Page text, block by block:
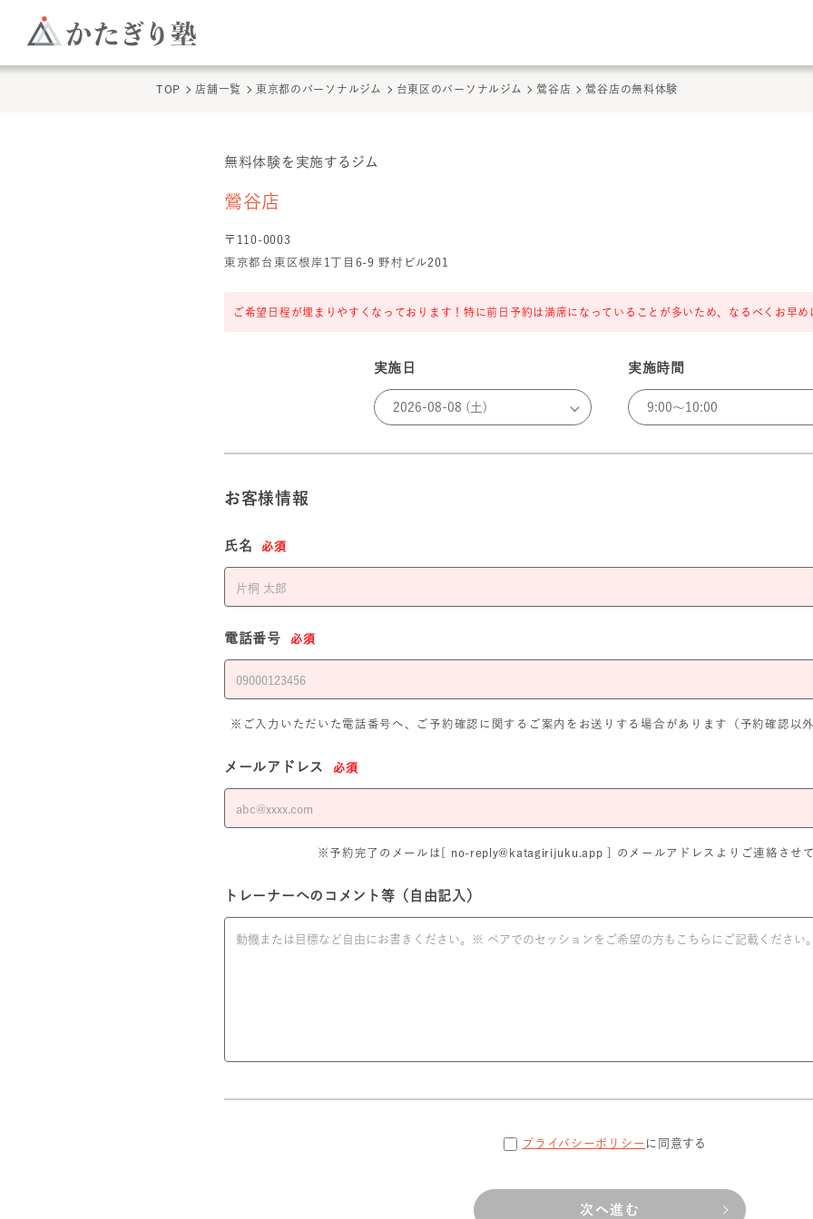
TOP 店舗一覧 東京都のパーソナルジム 台東区のパーソナルジム 鶯谷店 鶯谷店の無料体験
無料体験を実施するジム
鶯谷店の無料体験
鶯谷店
〒 110-0003
東京都台東区根岸1丁目6-9 野村ビル201
ご希望日程が埋まりやすくなっております！特に前日予約は満席になっていることが多いため、なるべくお早め
実施日 実施時間
お客様情報
氏名 必須
電話番号 必須
※ご入力いただいた電話番号へ、ご予約確認に関するご案内をお送りする場合があります（予約確認以
メールアドレス 必須
※予約完了のメールは[ no-reply@katagirijuku.app ] のメールアドレスよりご連絡させて
トレーナーへのコメント等（自由記入）
プライバシーポリシー に同意する
次へ進む